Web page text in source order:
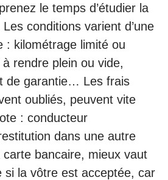
le temps d’étudier la
conditions varient d’une
: kilométrage limité ou
rendre plein ou vide,
de garantie… Les frais
oubliés, peuvent vite
: conducteur
dans une autre
bancaire, mieux vaut
si la vôtre est acceptée, car